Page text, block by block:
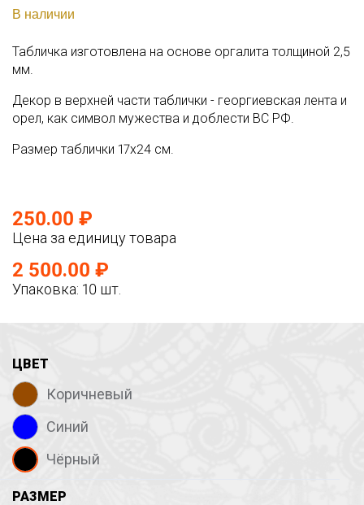
В наличии
Табличка изготовлена на основе оргалита толщиной 2,5
мм.
Декор в верхней части таблички - георгиевская лента и
орел, как символ мужества и доблести ВС РФ.
Размер таблички 17х24 см.
250.00 ₽
Цена за единицу товара
2 500.00 ₽
Упаковка: 10 шт.
ЦВЕТ
Коричневый
Синий
Чёрный
РАЗМЕР